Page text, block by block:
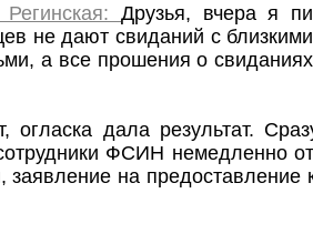
Регинская:Друзья, вчера я
не дают свиданий с
а все прошения о
огласка дала результат.
ФСИН немедленно
заявление на